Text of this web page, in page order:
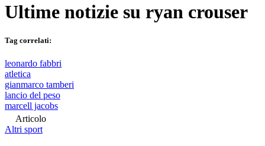
Ultime notizie su ryan crouser
Tag correlati:
leonardo fabbri
atletica
gianmarco tamberi
lancio del peso
marcell jacobs
Articolo
Altri sport